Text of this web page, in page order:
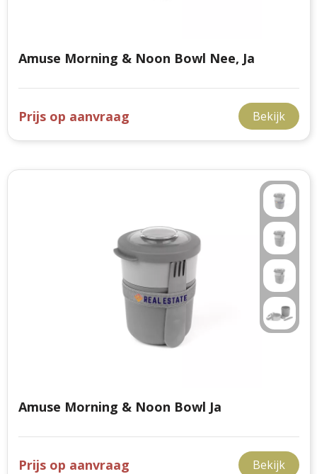
Amuse Morning & Noon Bowl Nee, Ja
Prijs op aanvraag Bekijk
Amuse Morning & Noon Bowl Ja
Prijs op aanvraag Bekijk